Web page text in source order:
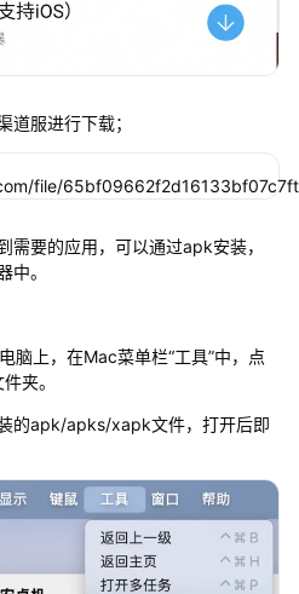
道服进行下载；
需要的应用，可以通过apk安装，
中。
上，在Mac菜单栏“工具”中，点
夹。
的apk/apks/xapk文件，打开后即